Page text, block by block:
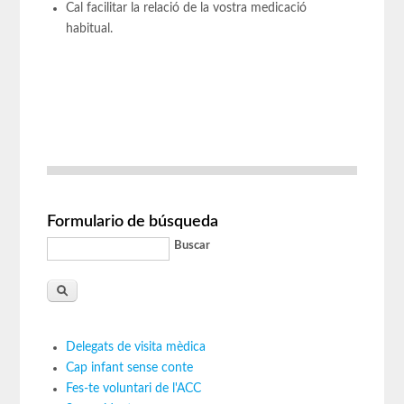
Cal facilitar la relació de la vostra medicació
habitual.
Formulario de búsqueda
Buscar
Delegats de visita mèdica
Cap infant sense conte
Fes-te voluntari de l'ACC